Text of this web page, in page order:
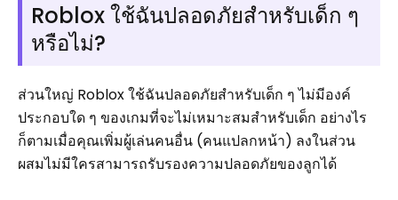
Roblox ใช้ฉันปลอดภัยสำหรับเด็ก ๆ
หรือไม่?
ส่วนใหญ่ Roblox ใช้ฉันปลอดภัยสำหรับเด็ก ๆ ไม่มีองค์
ประกอบใด ๆ ของเกมที่จะไม่เหมาะสมสำหรับเด็ก อย่างไร
ก็ตามเมื่อคุณเพิ่มผู้เล่นคนอื่น (คนแปลกหน้า) ลงในส่วน
ผสมไม่มีใครสามารถรับรองความปลอดภัยของลูกได้